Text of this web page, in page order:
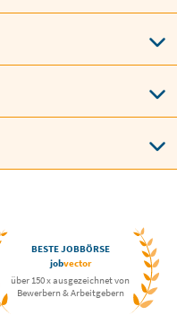
BESTE JOBBÖRSE
jobvector
über 150 x ausgezeichnet von
Bewerbern & Arbeitgebern